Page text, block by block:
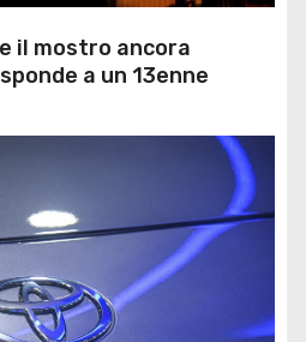
il mostro ancora
a un 13enne